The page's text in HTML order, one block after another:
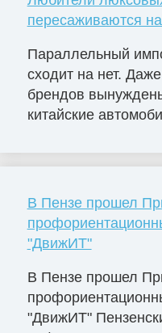
пересаживаются
Параллельный
сходит на нет.
брендов
китайские
В Пензе прошел
"ДвижИТ"
В Пензе прошел
"ДвижИТ"